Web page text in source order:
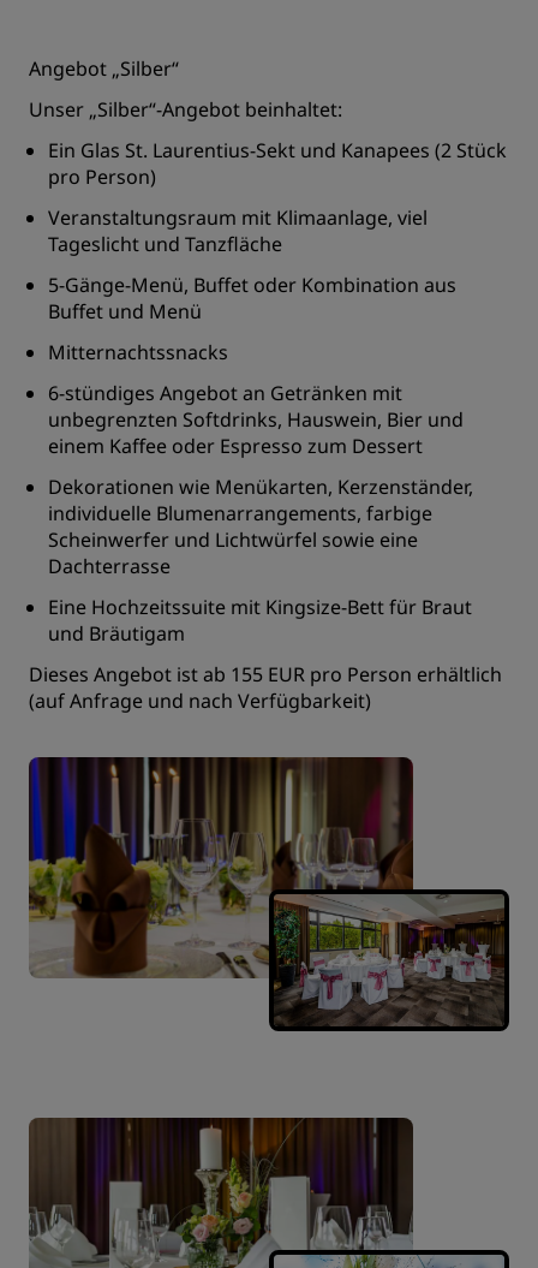
Angebot „Silber“
Unser „Silber“-Angebot beinhaltet:
Ein Glas St. Laurentius-Sekt und Kanapees (2 Stück
pro Person)
Veranstaltungsraum mit Klimaanlage, viel
Tageslicht und Tanzfläche
5-Gänge-Menü, Buffet oder Kombination aus
Buffet und Menü
Mitternachtssnacks
6-stündiges Angebot an Getränken mit
unbegrenzten Softdrinks, Hauswein, Bier und
einem Kaffee oder Espresso zum Dessert
Dekorationen wie Menükarten, Kerzenständer,
individuelle Blumenarrangements, farbige
Scheinwerfer und Lichtwürfel sowie eine
Dachterrasse
Eine Hochzeitssuite mit Kingsize-Bett für Braut
und Bräutigam
Dieses Angebot ist ab 155 EUR pro Person erhältlich
(auf Anfrage und nach Verfügbarkeit)